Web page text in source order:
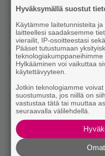
Hyväksymällä suostut
Käytämme laitetunnisteita
laitteellesi saadaksemme
vierailit, IP-osoitteestasi
Pääset tutustumaan
teknologiakumppaneihimme
Hylkääminen voi vaikuttaa
käytettävyyteen.
Jotkin teknologiamme
suostumusta, jos niillä on
vastustaa tätä tai muuttaa
seuraavalla välilehdellä.